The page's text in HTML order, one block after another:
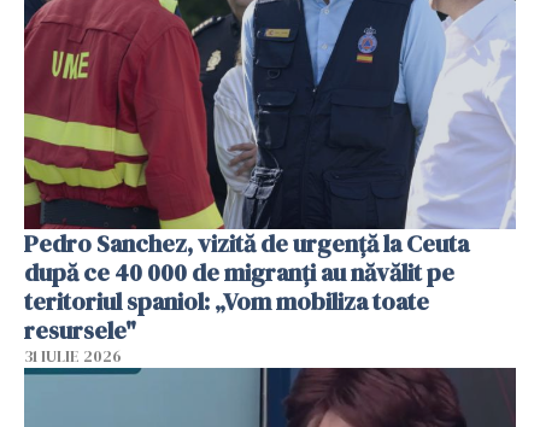
Pedro Sanchez, vizită de urgență la Ceuta
după ce 40 000 de migranți au năvălit pe
teritoriul spaniol: „Vom mobiliza toate
resursele"
31 IULIE 2026